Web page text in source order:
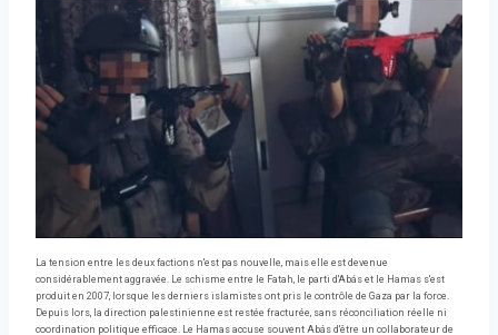
La tension entre les deux factions n'est pas nouvelle, mais elle est devenue
considérablement aggravée. Le schisme entre le Fatah, le parti d'Abás et le Hamas s'est
produit en 2007, lorsque les derniers islamistes ont pris le contrôle de Gaza par la force.
Depuis lors, la direction palestinienne est restée fracturée, sans réconciliation réelle ni
coordination politique efficace. Le Hamas accuse souvent Abás d'être un collaborateur de